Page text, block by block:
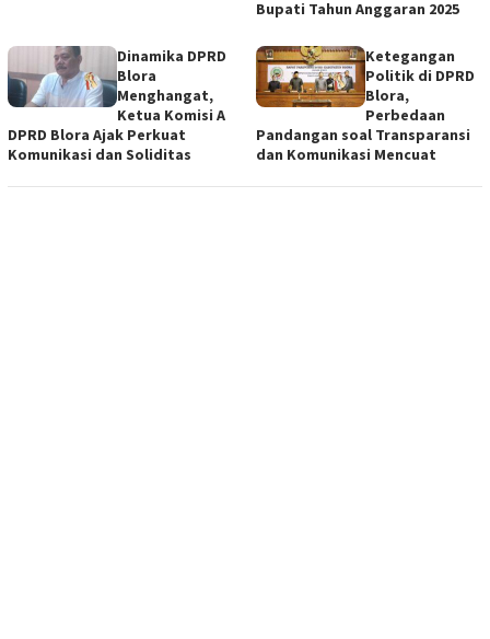
Bupati Tahun Anggaran 2025
Dinamika DPRD
Blora
Menghangat,
Ketua Komisi A
DPRD Blora Ajak Perkuat
Komunikasi dan Soliditas
Ketegangan
Politik di DPRD
Blora,
Perbedaan
Pandangan soal Transparansi
dan Komunikasi Mencuat